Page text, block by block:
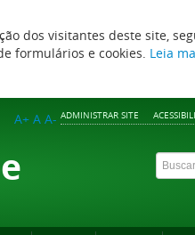
dos visitantes deste site,
formulários e cookies. Leia
ADMINISTRAR SITE
A+ A A-